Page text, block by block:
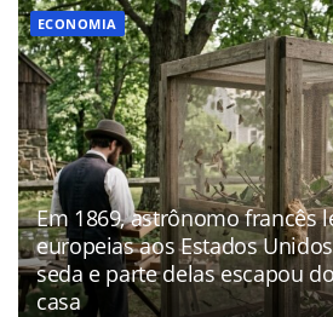
ECONOMIA
Em 1869, astrônomo francês
europeias aos Estados
seda e parte delas escapou
casa